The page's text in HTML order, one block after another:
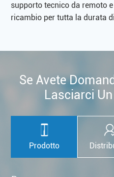
supporto tecnico da remoto
ricambio per tutta la durata
Se Avete
Lasciarci
Prodotto